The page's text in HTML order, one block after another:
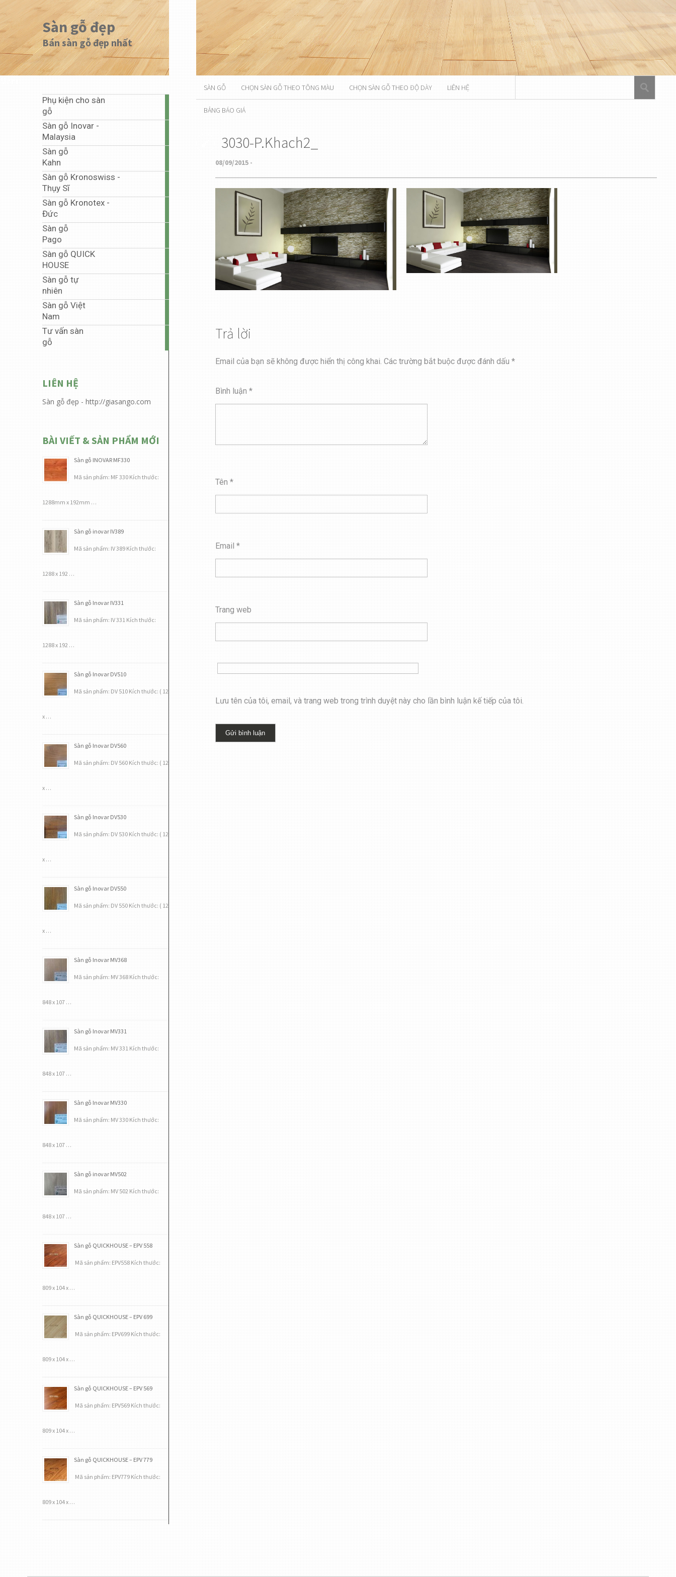
Sàn gỗ đẹp
Bán sàn gỗ đẹp nhất
Phụ kiện cho sàn
gỗ
Sàn gỗ Inovar -
Malaysia
Sàn gỗ
Kahn
Sàn gỗ Kronoswiss -
Thụy Sĩ
Sàn gỗ Kronotex -
Đức
Sàn gỗ
Pago
Sàn gỗ QUICK
HOUSE
Sàn gỗ tự
nhiên
Sàn gỗ Việt
Nam
Tư vấn sàn
gỗ
LIÊN HỆ
Sàn gỗ đẹp - http://giasango.com
BÀI VIẾT & SẢN PHẨM MỚI
Sàn gỗ INOVAR MF330
Mã sản phẩm: MF 330 Kích thước:
1288mm x 192mm …
Sàn gỗ inovar IV389
Mã sản phẩm: IV 389 Kích thước:
1288 x 192 …
Sàn gỗ Inovar IV331
Mã sản phẩm: IV 331 Kích thước:
1288 x 192 …
Sàn gỗ Inovar DV510
Mã sản phẩm: DV 510 Kích thước: ( 12
x …
Sàn gỗ Inovar DV560
Mã sản phẩm: DV 560 Kích thước: ( 12
x …
Sàn gỗ Inovar DV530
Mã sản phẩm: DV 530 Kích thước: ( 12
x …
Sàn gỗ Inovar DV550
Mã sản phẩm: DV 550 Kích thước: ( 12
x …
Sàn gỗ Inovar MV368
Mã sản phẩm: MV 368 Kích thước:
848 x 107 …
Sàn gỗ Inovar MV331
Mã sản phẩm: MV 331 Kích thước:
848 x 107 …
Sàn gỗ Inovar MV330
Mã sản phẩm: MV 330 Kích thước:
848 x 107 …
Sàn gỗ inovar MV502
Mã sản phẩm: MV 502 Kích thước:
848 x 107 …
Sàn gỗ QUICKHOUSE – EPV 558
Mã sản phẩm: EPV558 Kích thước:
809 x 104 x …
Sàn gỗ QUICKHOUSE – EPV 699
Mã sản phẩm: EPV699 Kích thước:
809 x 104 x …
Sàn gỗ QUICKHOUSE – EPV 569
Mã sản phẩm: EPV569 Kích thước:
809 x 104 x …
Sàn gỗ QUICKHOUSE – EPV 779
Mã sản phẩm: EPV779 Kích thước:
809 x 104 x …
SÀN GỖ CHỌN SÀN GỖ THEO TÔNG MÀU CHỌN SÀN GỖ THEO ĐỘ DÀY LIÊN HỆ
BẢNG BÁO GIÁ
3030-P.Khach2_
08/09/2015 -
Trả lời
Email của bạn sẽ không được hiển thị công khai. Các trường bắt buộc được đánh dấu *
Bình luận *
Tên *
Email *
Trang web
Lưu tên của tôi, email, và trang web trong trình duyệt này cho lần bình luận kế tiếp của tôi.